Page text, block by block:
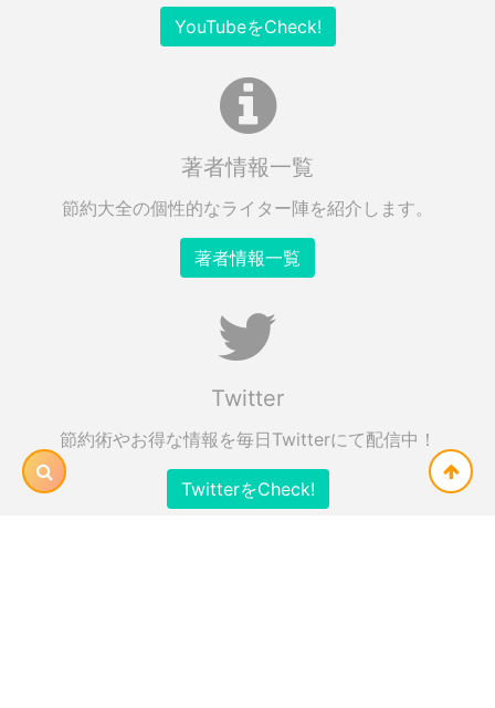
YouTubeをCheck!
著者情報一覧
節約大全の個性的なライター陣を紹介します。
著者情報一覧
Twitter
節約術やお得な情報を毎日Twitterにて配信中！
TwitterをCheck!